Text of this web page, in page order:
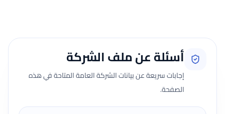
أسئلة عن ملف الشركة
إجابات سريعة عن بيانات الشركة العامة المتاحة في هذه
الصفحة.